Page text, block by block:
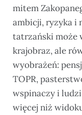
mitem
ambicji, ryzyka i
tatrzański może
krajobraz, ale
wyobrażeń:
TOPR,
wspinaczy i
więcej niż